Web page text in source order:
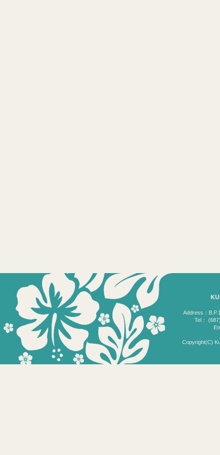
Address：
Tel：
Copyright(C)